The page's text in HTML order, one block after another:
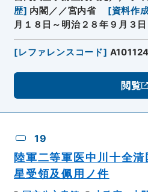
歴] 内閣／／宮内省 [資料作
月１８日～明治２８年９月３日
[レファレンスコード]
閲覧
19
陸軍二等軍医中川十全
星受領及佩用ノ件